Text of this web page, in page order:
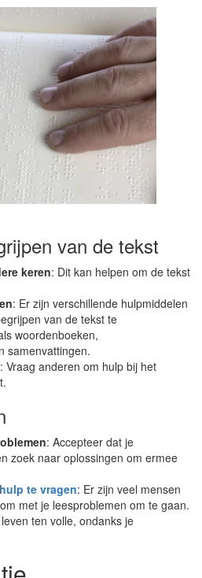
van de tekst
keren: Dit kan helpen om de tekst
: Er zijn verschillende hulpmiddelen
van de tekst te
woordenboeken,
samenvattingen.
: Vraag anderen om hulp bij het
: Accepteer dat je
zoek naar oplossingen om ermee
hulp te vragen: Er zijn veel mensen
met je leesproblemen om te gaan.
ten volle, ondanks je